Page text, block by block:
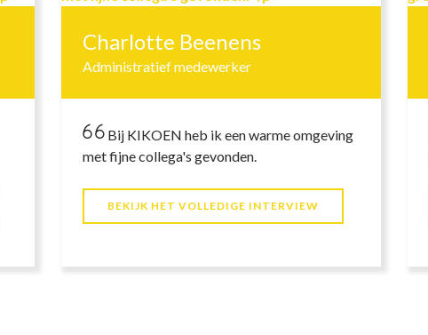
Charlotte Beenens
Administratief medewerker
Bij KIKOEN heb ik een warme omgeving
met fijne collega's gevonden.
BEKIJK HET VOLLEDIGE INTERVIEW